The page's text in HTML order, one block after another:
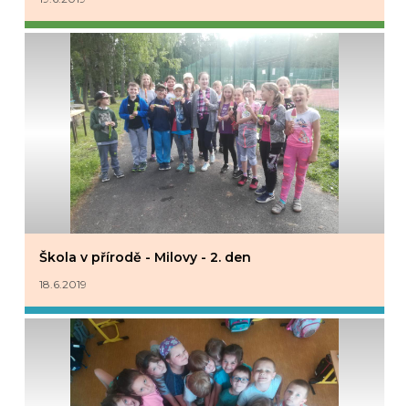
Škola v přírodě - Milovy - 2. den
18.6.2019